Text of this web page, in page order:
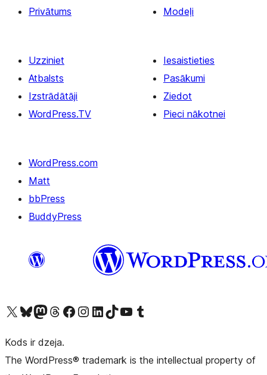
Privātums
Modeļi
Uzziniet
Atbalsts
Izstrādātāji
WordPress.TV
Iesaistieties
Pasākumi
Ziedot
Pieci nākotnei
WordPress.com
Matt
bbPress
BuddyPress
Apmeklējiet mūsu X (agrāk Twitter) kontu
Apmeklējiet mūsu Bluesky kontu
Apmeklējiet mūsu Mastodon kontu
Apmeklējiet mūsu Threads kontu
Apmeklējiet mūsu Facebook lapuApmeklējiet mūsu Instagram kontu
Apmeklējiet mūsu LinkedIn kontu
Apmeklējiet mūsu TikTok kontu
Apmeklējiet mūsu YouTube kanālu
Apmeklējiet mūsu Tumblr kontu
Kods ir dzeja.
The WordPress® trademark is the intellectual property of